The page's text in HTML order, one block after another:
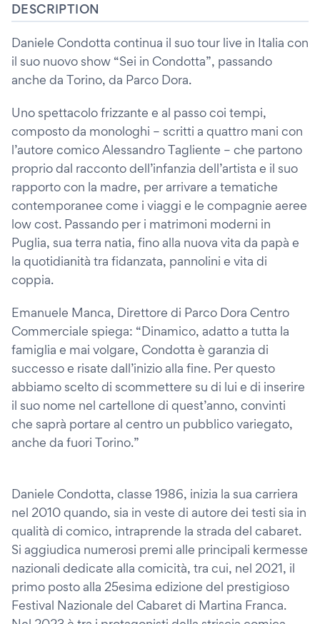
DESCRIPTION
Daniele Condotta continua il suo tour live in Italia con
il suo nuovo show “Sei in Condotta”, passando
anche da Torino, da Parco Dora.
Uno spettacolo frizzante e al passo coi tempi,
composto da monologhi – scritti a quattro mani con
l’autore comico Alessandro Tagliente – che partono
proprio dal racconto dell’infanzia dell’artista e il suo
rapporto con la madre, per arrivare a tematiche
contemporanee come i viaggi e le compagnie aeree
low cost. Passando per i matrimoni moderni in
Puglia, sua terra natia, fino alla nuova vita da papà e
la quotidianità tra fidanzata, pannolini e vita di
coppia.
Emanuele Manca, Direttore di Parco Dora Centro
Commerciale spiega: “Dinamico, adatto a tutta la
famiglia e mai volgare, Condotta è garanzia di
successo e risate dall’inizio alla fine. Per questo
abbiamo scelto di scommettere su di lui e di inserire
il suo nome nel cartellone di quest’anno, convinti
che saprà portare al centro un pubblico variegato,
anche da fuori Torino.”
Daniele Condotta, classe 1986, inizia la sua carriera
nel 2010 quando, sia in veste di autore dei testi sia in
qualità di comico, intraprende la strada del cabaret.
Si aggiudica numerosi premi alle principali kermesse
nazionali dedicate alla comicità, tra cui, nel 2021, il
primo posto alla 25esima edizione del prestigioso
Festival Nazionale del Cabaret di Martina Franca.